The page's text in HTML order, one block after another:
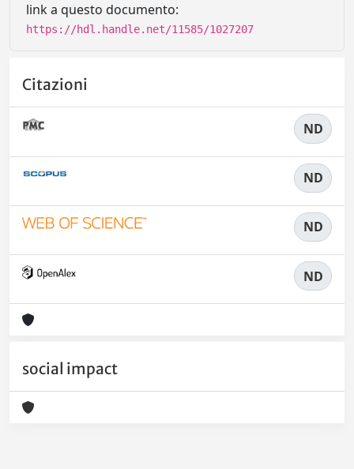
link a questo documento:
https://hdl.handle.net/11585/1027207
Citazioni
ND
ND
ND
ND
social impact